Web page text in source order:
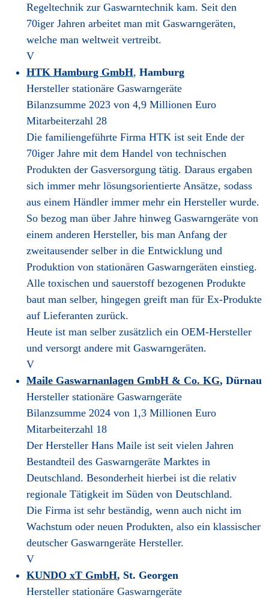
Regeltechnik zur Gaswarntechnik kam. Seit den
70iger Jahren arbeitet man mit Gaswarngeräten,
welche man weltweit vertreibt.
V
HTK Hamburg GmbH, Hamburg
Hersteller stationäre Gaswarngeräte
Bilanzsumme 2023 von 4,9 Millionen Euro
Mitarbeiterzahl 28
Die familiengeführte Firma HTK ist seit Ende der
70iger Jahre mit dem Handel von technischen
Produkten der Gasversorgung tätig. Daraus ergaben
sich immer mehr lösungsorientierte Ansätze, sodass
aus einem Händler immer mehr ein Hersteller wurde.
So bezog man über Jahre hinweg Gaswarngeräte von
einem anderen Hersteller, bis man Anfang der
zweitausender selber in die Entwicklung und
Produktion von stationären Gaswarngeräten einstieg.
Alle toxischen und sauerstoff bezogenen Produkte
baut man selber, hingegen greift man für Ex-Produkte
auf Lieferanten zurück.
Heute ist man selber zusätzlich ein OEM-Hersteller
und versorgt andere mit Gaswarngeräten.
V
Maile Gaswarnanlagen GmbH & Co. KG, Dürnau
Hersteller stationäre Gaswarngeräte
Bilanzsumme 2024 von 1,3 Millionen Euro
Mitarbeiterzahl 18
Der Hersteller Hans Maile ist seit vielen Jahren
Bestandteil des Gaswarngeräte Marktes in
Deutschland. Besonderheit hierbei ist die relativ
regionale Tätigkeit im Süden von Deutschland.
Die Firma ist sehr beständig, wenn auch nicht im
Wachstum oder neuen Produkten, also ein klassischer
deutscher Gaswarngeräte Hersteller.
V
KUNDO xT GmbH, St. Georgen
Hersteller stationäre Gaswarngeräte